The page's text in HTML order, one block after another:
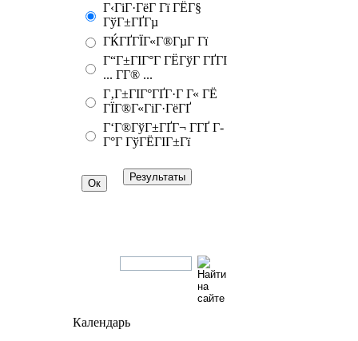
Г‹ГіГ·ГёГ Гї ГЁГ§
ГўГ±ГҐГµ
ГЌГҐГЇГ«Г®ГµГ Гї
Г“Г±ГІГ°Г ГЁГўГ ГҐГІ
... Г­Г® ...
Г‚Г±ГІГ°ГҐГ·Г Г« ГЁ
ГЇГ®Г«ГіГ·ГёГҐ
Г‘Г®ГўГ±ГҐГ¬ Г­ГҐ Г­
Г°Г ГўГЁГІГ±Гї
Календарь